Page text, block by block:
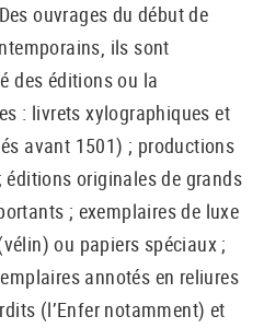
ouvrages du début de
ils sont
des éditions ou la
: livrets xylographiques et
avant 1501) ; productions
originales de grands
; exemplaires de luxe
ou papiers spéciaux ;
annotés en reliures
(l’Enfer notamment) et